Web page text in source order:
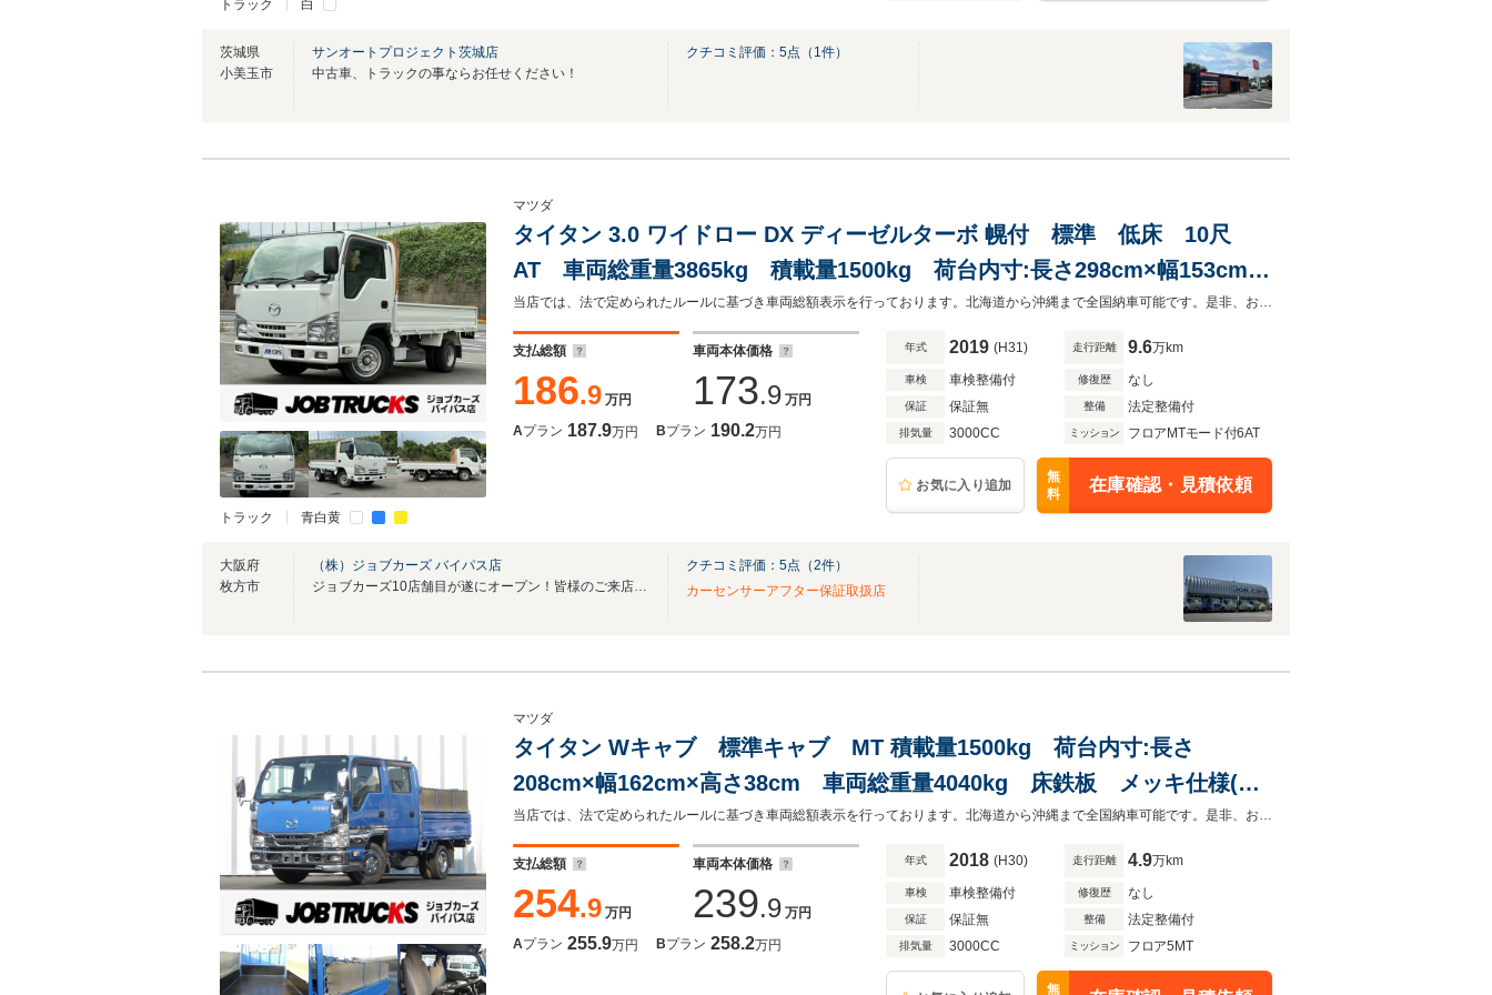
トラック 白
茨城県
小美玉市
サンオートプロジェクト茨城店
中古車、トラックの事ならお任せください！
クチコミ評価： 5点（ 1件）
トラック 青白黄
マツダ
タイタン 3.0 ワイドロー DX ディーゼルターボ 幌付 標準 低床 10尺
AT 車両総重量3865kg 積載量1500kg 荷台内寸:長さ298cm×幅153cm×
高さ41cm 後輪Wタイヤ 三方開 MTモード キーレス PW 助手席
側電格ミラー ABS 幌取り外し可
当店では、法で定められたルールに基づき車両総額表示を行っております。北海道から沖縄まで全国納車可能です。是非、お気軽に072-841-8000までご相談ください。
支払総額
186.9 万円
車両本体価格
173.9 万円
Aプラン 187.9万円 Bプラン 190.2万円
年式 2019 (H31) 走行距離 9.6万km
車検 車検整備付 修復歴 なし
保証 保証無 整備 法定整備付
排気量 3000CC ミッション フロアMTモード付6AT
お気に入り追加
無
料
在庫確認・見積依頼
大阪府
枚方市
（株）ジョブカーズ バイパス店
ジョブカーズ10店舗目が遂にオープン！皆様のご来店をお待ちしております！
クチコミ評価： 5点（2件）
カーセンサーアフター保証取扱店
マツダ
タイタン Wキャブ 標準キャブ MT 積載量1500kg 荷台内寸:長さ
208cm×幅162cm×高さ38cm 車両総重量4040kg 床鉄板 メッキ仕様(F
グリル・Fバンパー・ミラー・ステップ・ドアパネ・ホイールキャップ) コ
ボレーン 左電動格納ミラー
当店では、法で定められたルールに基づき車両総額表示を行っております。北海道から沖縄まで全国納車可能です。是非、お気軽に072-841-8000までご相談ください。
支払総額
254.9 万円
車両本体価格
239.9 万円
Aプラン 255.9万円 Bプラン 258.2万円
年式 2018 (H30) 走行距離 4.9万km
車検 車検整備付 修復歴 なし
保証 保証無 整備 法定整備付
排気量 3000CC ミッション フロア5MT
無